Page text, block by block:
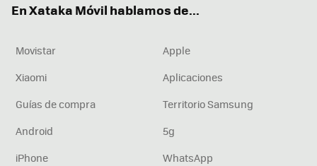
En Xataka Móvil hablamos de...
Movistar
Apple
Xiaomi
Aplicaciones
Guías de compra
Territorio Samsung
Android
5g
iPhone
WhatsApp